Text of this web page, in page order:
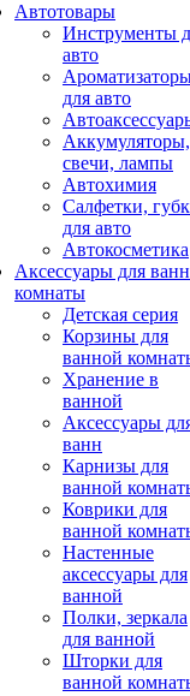
Автотовары
Инструменты
авто
для авто
Аккумуляторы,
свечи, лампы
Автохимия
Салфетки,
для авто
Автокосметика
Аксессуары для
комнаты
Детская серия
Корзины для
ванной
Хранение в
ванной
Аксессуары
ванн
Карнизы для
ванной
Коврики для
ванной
Настенные
аксессуары для
ванной
Полки, зеркала
для ванной
Шторки для
ванной